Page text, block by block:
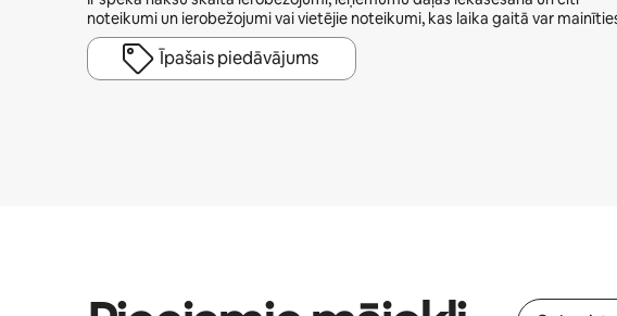
noteikumi un ierobežojumi vai vietējie noteikumi, kas laika gaitā var
Īpašais piedāvājums